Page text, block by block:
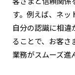
す。例えば、ネッ
自分の認識に相
ることで、お客さ
業務がスムーズ進